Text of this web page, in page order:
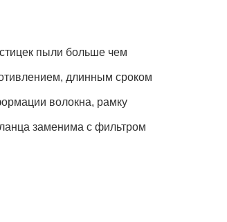
пыли больше чем
длинным сроком
волокна, рамку
заменима с фильтром